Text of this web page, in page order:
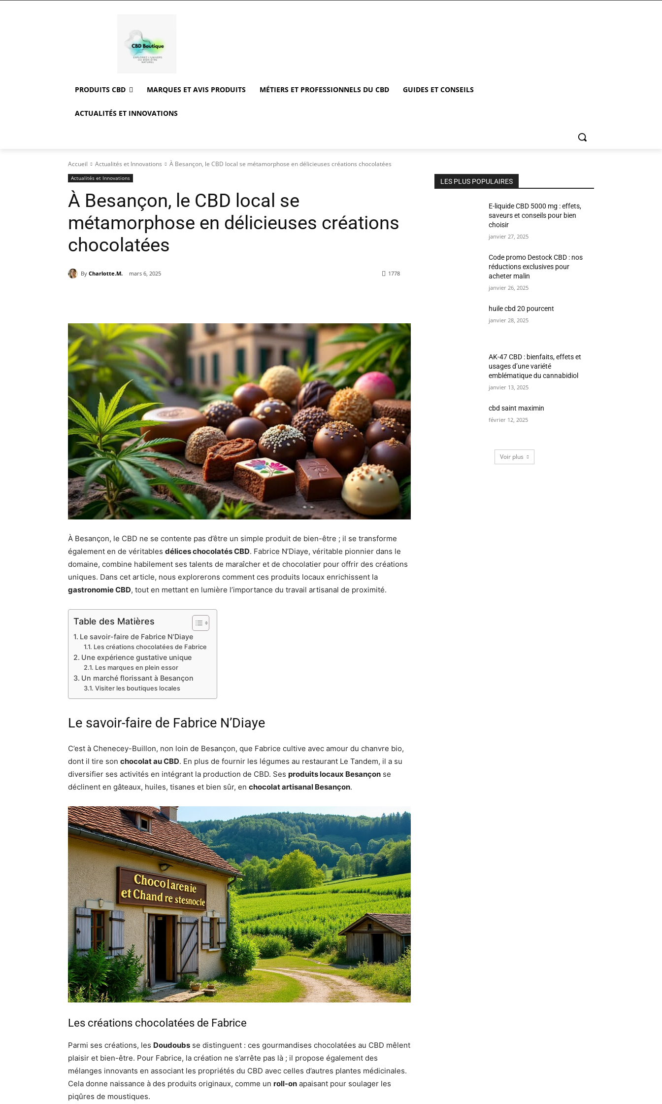
PRODUITS CBD MARQUES ET AVIS PRODUITS MÉTIERS ET PROFESSIONNELS DU CBD GUIDES ET CONSEILS
ACTUALITÉS ET INNOVATIONS
Accueil Actualités et Innovations À Besançon, le CBD local se métamorphose en délicieuses créations chocolatées
Actualités et Innovations
À Besançon, le CBD local se
métamorphose en délicieuses créations
chocolatées
By Charlotte.M. mars 6, 2025 1778
À Besançon, le CBD ne se contente pas d’être un simple produit de bien-être ; il se transforme
également en de véritables délices chocolatés CBD. Fabrice N’Diaye, véritable pionnier dans le
domaine, combine habilement ses talents de maraîcher et de chocolatier pour offrir des créations
uniques. Dans cet article, nous explorerons comment ces produits locaux enrichissent la
gastronomie CBD, tout en mettant en lumière l’importance du travail artisanal de proximité.
Table des Matières
Le savoir-faire de Fabrice N’Diaye
Les créations chocolatées de Fabrice
Une expérience gustative unique
Les marques en plein essor
Un marché florissant à Besançon
Visiter les boutiques locales
Le savoir-faire de Fabrice N’Diaye
C’est à Chenecey-Buillon, non loin de Besançon, que Fabrice cultive avec amour du chanvre bio,
dont il tire son chocolat au CBD. En plus de fournir les légumes au restaurant Le Tandem, il a su
diversifier ses activités en intégrant la production de CBD. Ses produits locaux Besançon se
déclinent en gâteaux, huiles, tisanes et bien sûr, en chocolat artisanal Besançon.
Les créations chocolatées de Fabrice
Parmi ses créations, les Doudoubs se distinguent : ces gourmandises chocolatées au CBD mêlent
plaisir et bien-être. Pour Fabrice, la création ne s’arrête pas là ; il propose également des
mélanges innovants en associant les propriétés du CBD avec celles d’autres plantes médicinales.
Cela donne naissance à des produits originaux, comme un roll-on apaisant pour soulager les
piqûres de moustiques.
LES PLUS POPULAIRES
E-liquide CBD 5000 mg : effets,
saveurs et conseils pour bien
choisir
janvier 27, 2025
Code promo Destock CBD : nos
réductions exclusives pour
acheter malin
janvier 26, 2025
huile cbd 20 pourcent
janvier 28, 2025
AK-47 CBD : bienfaits, effets et
usages d’une variété
emblématique du cannabidiol
janvier 13, 2025
cbd saint maximin
février 12, 2025
Voir plus